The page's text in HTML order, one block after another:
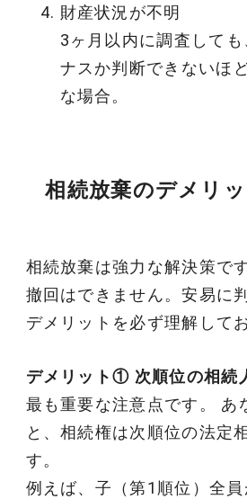
財産状況が不明
3ヶ月以内に調査して
ナスか判断できないほ
な場合。
相続放棄のデメリ
相続放棄は強力な解決策で
撤回はできません。安易に
デメリットを必ず理解して
デメリット① 次順位の相続
最も重要な注意点です。 あ
と、相続権は次順位の法定
す。
例えば、子（第1順位）全員